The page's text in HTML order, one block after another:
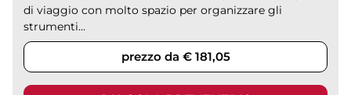
di viaggio con molto spazio per organizzare gli
strumenti...
prezzo da € 181,05